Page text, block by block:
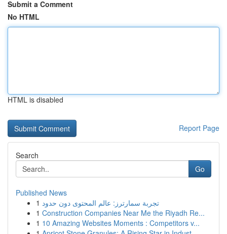
Submit a Comment
No HTML
HTML is disabled
Report Page
Search
Go
Published News
1 تجربة سمارترز: عالم المحتوى دون حدود
1 Construction Companies Near Me the Riyadh Re...
1 10 Amazing Websites Moments : Competitors v...